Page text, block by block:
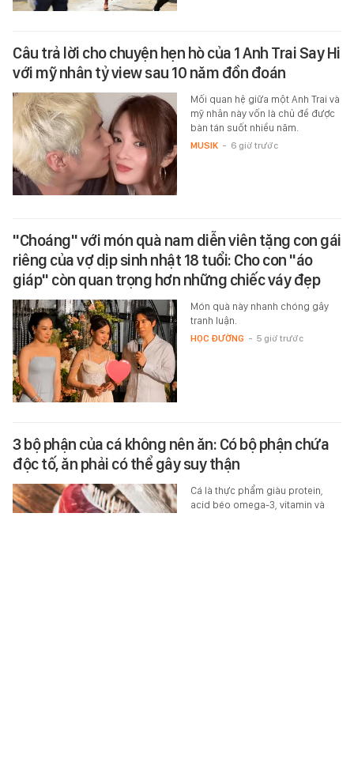
Câu trả lời cho chuyện hẹn hò của 1 Anh Trai Say Hi
với mỹ nhân tỷ view sau 10 năm đồn đoán
Mối quan hệ giữa một Anh Trai và
mỹ nhân này vốn là chủ đề được
bàn tán suốt nhiều năm.
MUSIK - 6 giờ trước
"Choáng" với món quà nam diễn viên tặng con gái
riêng của vợ dịp sinh nhật 18 tuổi: Cho con "áo
giáp" còn quan trọng hơn những chiếc váy đẹp
Món quà này nhanh chóng gây
tranh luận.
HỌC ĐƯỜNG - 5 giờ trước
3 bộ phận của cá không nên ăn: Có bộ phận chứa
độc tố, ăn phải có thể gây suy thận
Cá là thực phẩm giàu protein,
acid béo omega-3, vitamin và